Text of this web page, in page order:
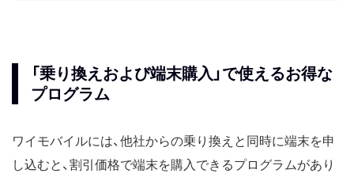
「乗り換えおよび端末購入」で使えるお得な
プログラム
ワイモバイルには、他社からの乗り換えと同時に端末を申
し込むと、割引価格で端末を購入できるプログラムがあり